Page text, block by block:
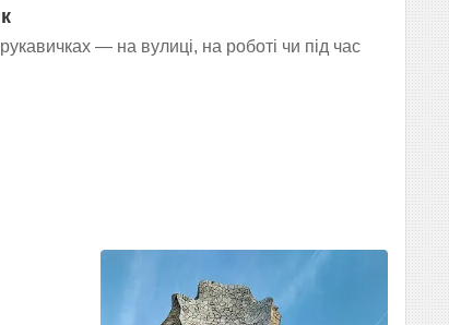
— на вулиці, на роботі чи під час